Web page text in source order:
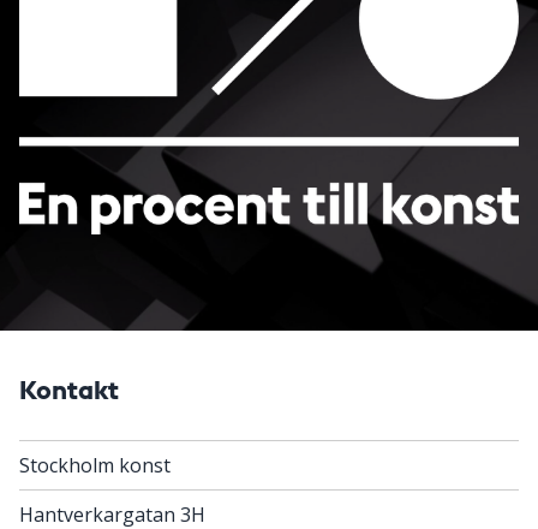
Kontakt
Stockholm konst
Hantverkargatan 3H